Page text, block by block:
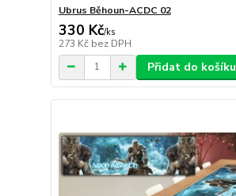
Ubrus Běhoun-ACDC 02
330 Kč/ks
273 Kč bez DPH
Přidat do košíku